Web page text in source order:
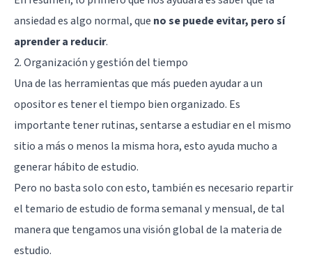
ansiedad es algo normal, que no se puede evitar, pero sí
aprender a reducir.
2. Organización y gestión del tiempo
Una de las herramientas que más pueden ayudar a un
opositor es tener el tiempo bien organizado. Es
importante tener rutinas, sentarse a estudiar en el mismo
sitio a más o menos la misma hora, esto ayuda mucho a
generar hábito de estudio.
Pero no basta solo con esto, también es necesario repartir
el temario de estudio de forma semanal y mensual, de tal
manera que tengamos una visión global de la materia de
estudio.